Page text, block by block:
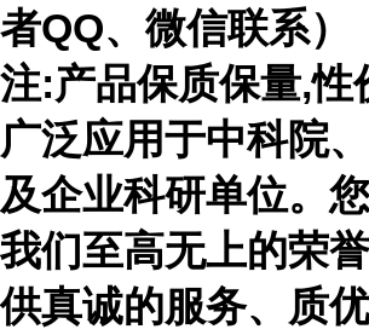
者QQ、微信联系）
注:产品保质保量,性
广泛应用于中科院
及企业科研单位。
我们至高无上的荣
供真诚的服务、质